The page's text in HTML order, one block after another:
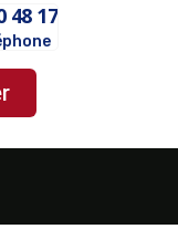
48 17